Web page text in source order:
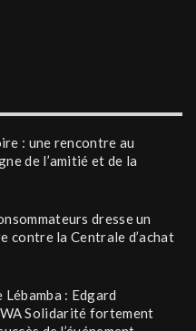
: une rencontre au
de l’amitié et de la
dresse un
contre la Centrale d’achat
: Edgard
Solidarité fortement